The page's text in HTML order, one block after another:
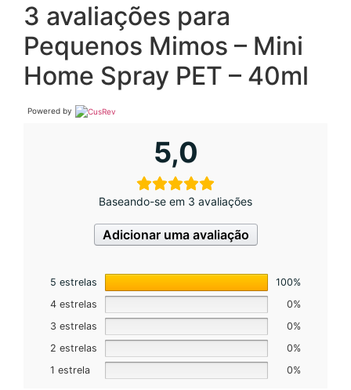
3 avaliações para
Pequenos Mimos – Mini
Home Spray PET – 40ml
Powered by
5,0
Baseando-se em 3 avaliações
Adicionar uma avaliação
5 estrelas
100%
4 estrelas
0%
3 estrelas
0%
2 estrelas
0%
1 estrela
0%